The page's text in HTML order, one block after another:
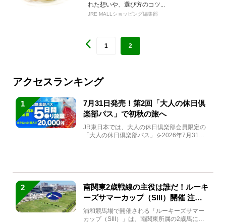
れた想いや、選び方のコツ...
JRE MALLショッピング編集部
1 2
アクセスランキング
1
7月31日発売！第2回「大人の休日倶
楽部パス」で初秋の旅へ
JR東日本では、大人の休日倶楽部会員限定の
「大人の休日倶楽部パス」を2026年7月31日
2
南関東2歳戦線の主役は誰だ！ルーキ
ーズサマーカップ（SIII）開催 注目
馬と見どころをチェック
浦和競馬場で開催される「ルーキーズサマー
カップ（SIII）」は、南関東所属の2歳馬によ